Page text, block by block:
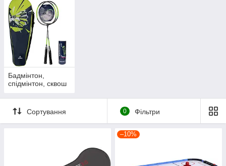
Бадмінтон,
спідмінтон, сквош
Сортування 0 Фільтри
–10%